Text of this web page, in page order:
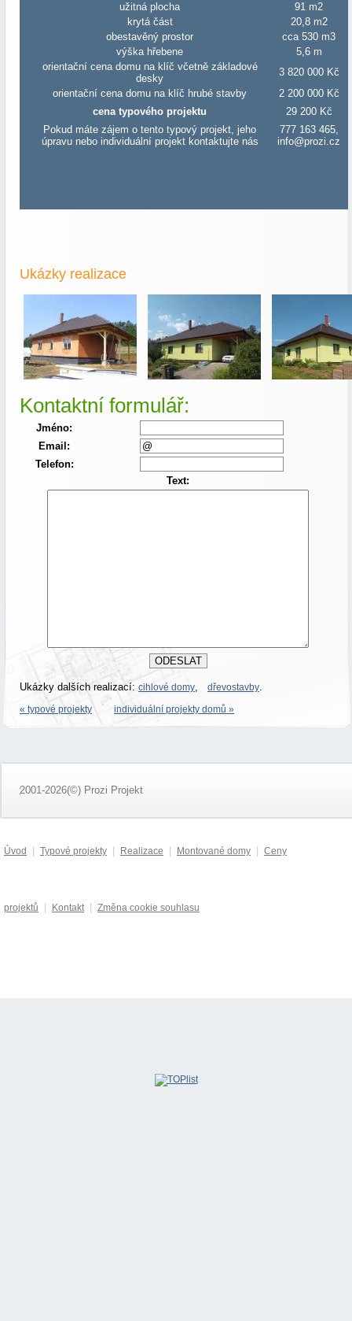
užitná plocha
91 m2
krytá část
20,8 m2
obestavěný prostor
cca 530 m3
výška hřebene
5,6 m
orientační cena domu na klíč včetně základové
desky
3 820 000 Kč
orientační cena domu na klíč hrubé stavby
2 200 000 Kč
cena typového projektu
29 200 Kč
Pokud máte zájem o tento typový projekt, jeho
úpravu nebo individuální projekt kontaktujte nás
777 163 465,
info@prozi.cz
Ukázky realizace
Kontaktní formulář:
Jméno:
Email:
Telefon:
Text:
Ukázky dalších realizací: cihlové domy, dřevostavby.
« typové projekty individuální projekty domů »
2001-2026(©) Prozi Projekt
Úvod Typové projekty Realizace Montované domy Ceny
projektů Kontakt Změna cookie souhlasu